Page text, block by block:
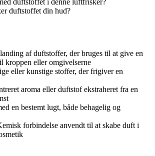
duftstoffet din hud?
af duftstoffer, der bruges til at give en
kroppen eller omgivelserne
eller kunstige stoffer, der frigiver en
aroma eller duftstof ekstraheret fra en
en bestemt lugt, både behagelig og
forbindelse anvendt til at skabe duft i